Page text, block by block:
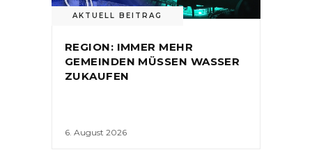
AKTUELL BEITRAG
REGION: IMMER MEHR
GEMEINDEN MÜSSEN WASSER
ZUKAUFEN
6. August 2026